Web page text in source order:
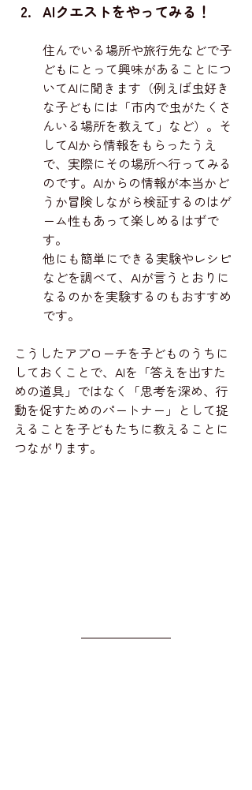
AIクエストをやってみる！
住んでいる場所や旅行先などで子
どもにとって興味があることにつ
いてAIに聞きます（例えば虫好き
な子どもには「市内で虫がたくさ
んいる場所を教えて」など）。そ
してAIから情報をもらったうえ
で、実際にその場所へ行ってみる
のです。AIからの情報が本当かど
うか冒険しながら検証するのはゲ
ーム性もあって楽しめるはずで
す。
他にも簡単にできる実験やレシピ
などを調べて、AIが言うとおりに
なるのかを実験するのもおすすめ
です。
こうしたアプローチを子どものうちに
しておくことで、AIを「答えを出すた
めの道具」ではなく「思考を深め、行
動を促すためのパートナー」として捉
えることを子どもたちに教えることに
つながります。